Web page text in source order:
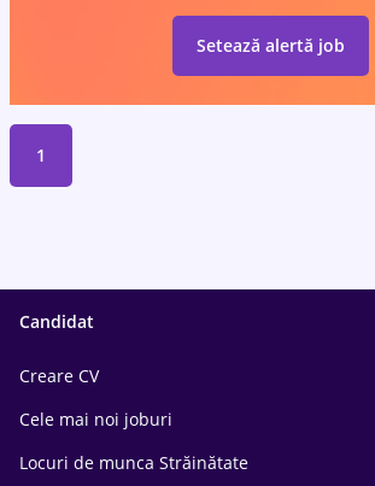
Setează alertă job
1
Candidat
Creare CV
Cele mai noi joburi
Locuri de munca Străinătate